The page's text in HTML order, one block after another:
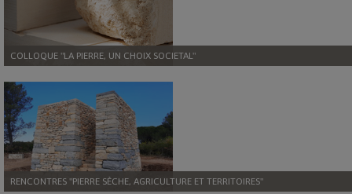
COLLOQUE "LA PIERRE, UN CHOIX SOCIETAL"
RENCONTRES "PIERRE SÈCHE, AGRICULTURE ET TERRITOIRES"